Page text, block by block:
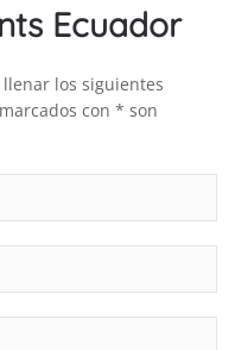
Ecuador
los siguientes
con * son